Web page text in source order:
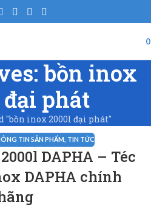
bồn inox
phát
"bồn inox 2000l đại phát"
TIN SẢN PHẨM TIN TỨC
DAPHA – Téc
DAPHA chính